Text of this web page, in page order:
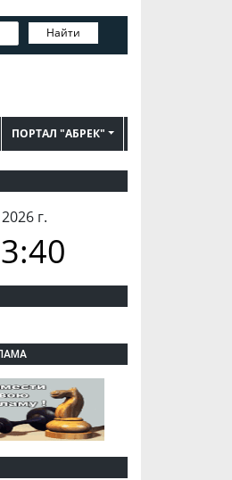
Найти
ПОРТАЛ "АБРЕК"
г.